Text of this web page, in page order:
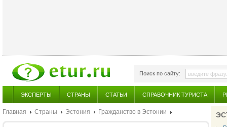
Поиск по сайту:
ЭКСПЕРТЫ СТРАНЫ СТАТЬИ СПРАВОЧНИК ТУРИСТА
Главная Страны Эстония Гражданство в Эстонии